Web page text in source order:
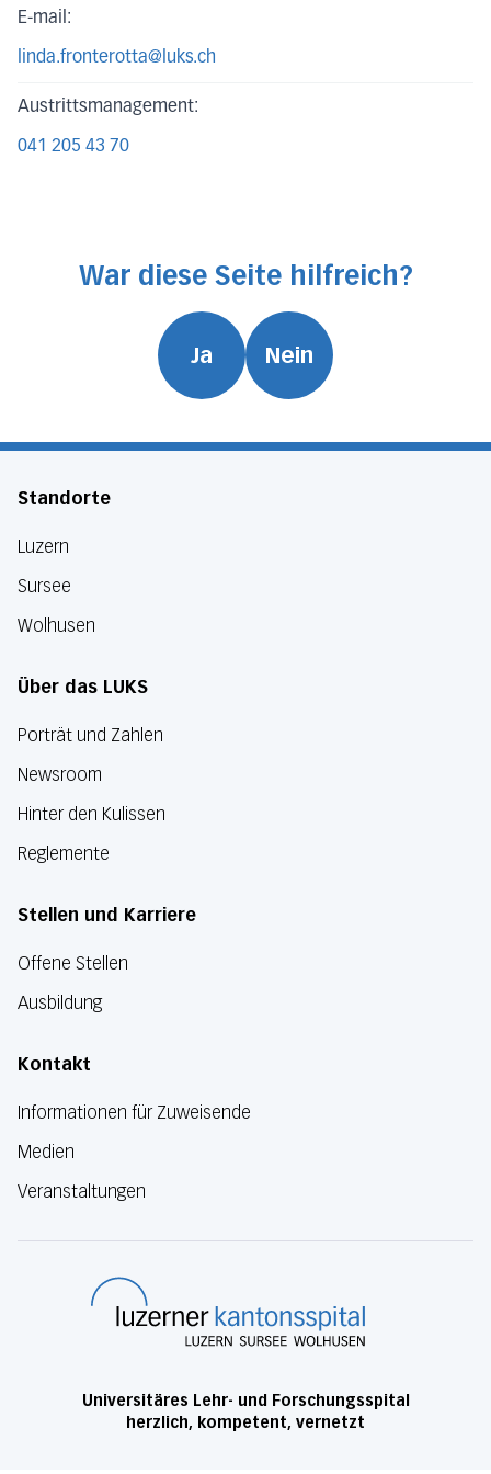
E-mail:
linda.fronterotta@luks.ch
Austrittsmanagement:
041 205 43 70
War diese Seite hilfreich?
Ja Nein
Standorte
Luzern
Sursee
Wolhusen
Über das LUKS
Porträt und Zahlen
Newsroom
Hinter den Kulissen
Reglemente
Stellen und Karriere
Offene Stellen
Ausbildung
Kontakt
Informationen für Zuweisende
Medien
Veranstaltungen
Universitäres Lehr- und Forschungsspital
herzlich, kompetent, vernetzt